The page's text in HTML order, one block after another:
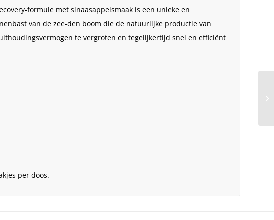
formule met sinaasappelsmaak is een unieke en
van de zee-den boom die de natuurlijke productie van
te vergroten en tegelijkertijd snel en efficiënt
per doos.